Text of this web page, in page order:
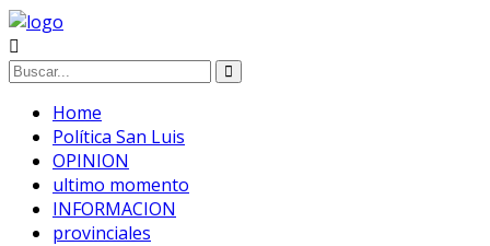
Home
Política San Luis
OPINION
ultimo momento
INFORMACION
provinciales